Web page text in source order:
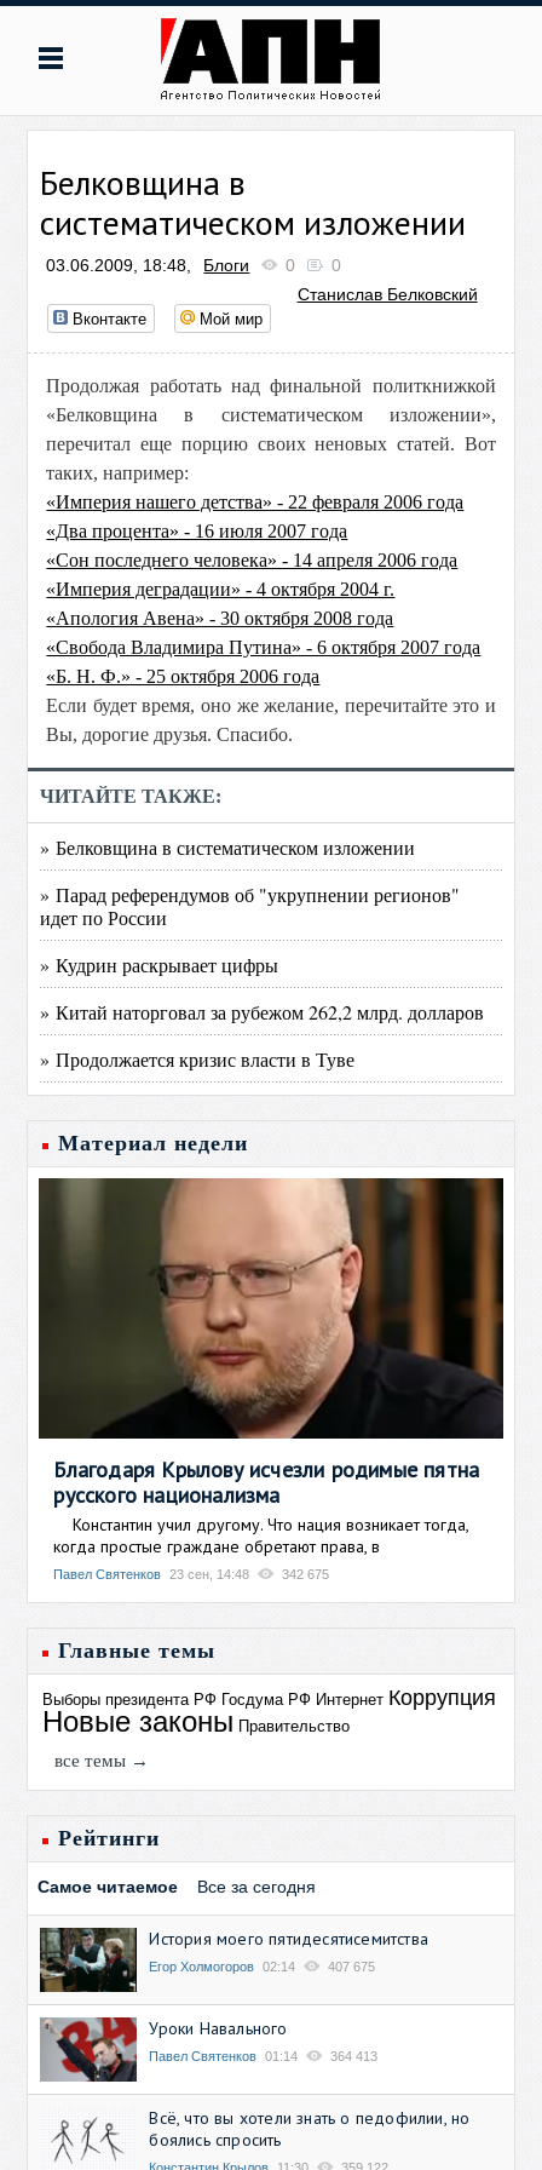
Белковщина в
систематическом изложении
03.06.2009, 18:48, Блоги 0
0
Станислав Белковский
Вконтакте Мой мир
Продолжая работать над финальной политкнижкой
«Белковщина в систематическом изложении»,
перечитал еще порцию своих неновых статей. Вот
таких, например:
«Империя нашего детства» - 22 февраля 2006 года
«Два процента» - 16 июля 2007 года
«Сон последнего человека» - 14 апреля 2006 года
«Империя деградации» - 4 октября 2004 г.
«Апология Авена» - 30 октября 2008 года
«Свобода Владимира Путина» - 6 октября 2007 года
«Б. Н. Ф.» - 25 октября 2006 года
Если будет время, оно же желание, перечитайте это и
Вы, дорогие друзья. Спасибо.
ЧИТАЙТЕ ТАКЖЕ:
» Белковщина в систематическом изложении
» Парад референдумов об "укрупнении регионов"
идет по России
» Кудрин раскрывает цифры
» Китай наторговал за рубежом 262,2 млрд. долларов
» Продолжается кризис власти в Туве
Материал недели
Благодаря Крылову исчезли родимые пятна
русского национализма
Константин учил другому. Что нация возникает тогда,
когда простые граждане обретают права, в
Павел Святенков 23 сен, 14:48 342 675
Главные темы
Выборы президента РФ Госдума РФ Интернет Коррупция
Новые законы Правительство
все темы →
Рейтинги
Самое читаемое Все за сегодня
История моего пятидесятисемитства
Егор Холмогоров 02:14 407 675
Уроки Навального
Павел Святенков 01:14 364 413
Всё, что вы хотели знать о педофилии, но
боялись спросить